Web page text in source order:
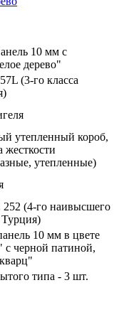
10 мм с
дерево"
(3-го класса
утепленный короб,
утепленные)
(4-го наивысшего
Турция)
10 мм в цвете
черной патиной,
типа - 3 шт.